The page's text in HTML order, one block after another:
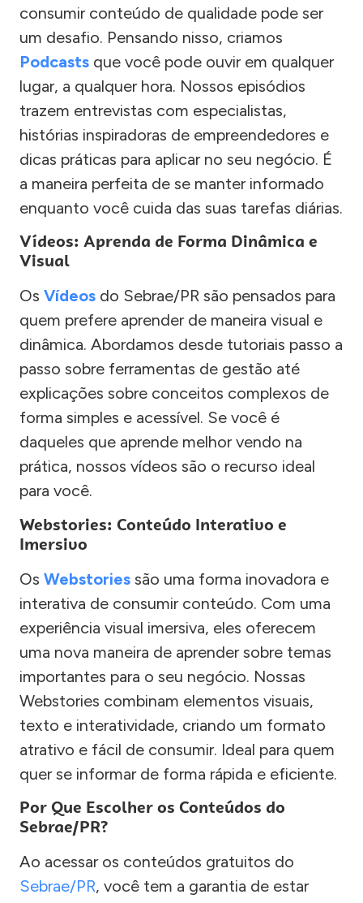
consumir conteúdo de qualidade pode ser
um desafio. Pensando nisso, criamos
Podcasts que você pode ouvir em qualquer
lugar, a qualquer hora. Nossos episódios
trazem entrevistas com especialistas,
histórias inspiradoras de empreendedores e
dicas práticas para aplicar no seu negócio. É
a maneira perfeita de se manter informado
enquanto você cuida das suas tarefas diárias.
Vídeos: Aprenda de Forma Dinâmica e
Visual
Os Vídeos do Sebrae/PR são pensados para
quem prefere aprender de maneira visual e
dinâmica. Abordamos desde tutoriais passo a
passo sobre ferramentas de gestão até
explicações sobre conceitos complexos de
forma simples e acessível. Se você é
daqueles que aprende melhor vendo na
prática, nossos vídeos são o recurso ideal
para você.
Webstories: Conteúdo Interativo e
Imersivo
Os Webstories são uma forma inovadora e
interativa de consumir conteúdo. Com uma
experiência visual imersiva, eles oferecem
uma nova maneira de aprender sobre temas
importantes para o seu negócio. Nossas
Webstories combinam elementos visuais,
texto e interatividade, criando um formato
atrativo e fácil de consumir. Ideal para quem
quer se informar de forma rápida e eficiente.
Por Que Escolher os Conteúdos do
Sebrae/PR?
Ao acessar os conteúdos gratuitos do
Sebrae/PR, você tem a garantia de estar